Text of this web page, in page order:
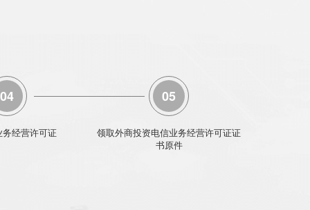
04
经营许可证
05
领取外商投资电信业务经营许可证证
书原件